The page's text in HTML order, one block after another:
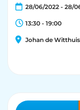
28/06/2022 - 28/
13:30 - 19:00
Johan de